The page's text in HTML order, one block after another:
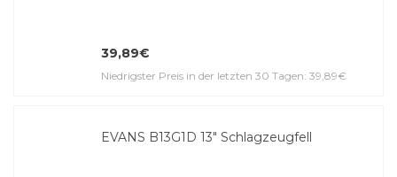
39,89€
Niedrigster Preis in der letzten 30 Tagen: 39,89€
EVANS B13G1D 13" Schlagzeugfell